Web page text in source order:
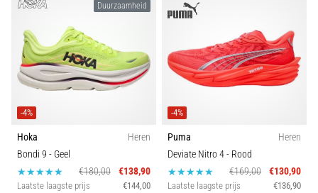
Duurzaamheid
-4%
Hoka
Heren
Bondi 9 - Geel
€180,00
€138,90
Laatste laagste prijs €144,00
-4%
Puma
Heren
Deviate Nitro 4- Rood
€169,00
€130,90
Laatste laagste prijs €136,90